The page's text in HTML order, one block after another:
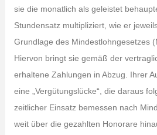
sie die monatlich als geleistet
Stundensatz multipliziert, wie er
Grundlage des Mindestlohngesetzes
Hiervon bringt sie gemäß der
erhaltene Zahlungen in Abzug. Ihrer
eine „Vergütungslücke“, die daraus
zeitlicher Einsatz bemessen nach
weit über die gezahlten Honorare